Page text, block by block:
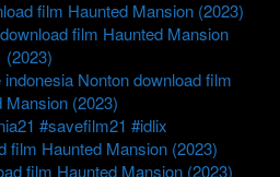
film Haunted Mansion (2023)
film Haunted Mansion
(2023)
Nonton download film
Mansion (2023)
#savefilm21 #idlix
film Haunted Mansion (2023)
film Haunted Mansion (2023)